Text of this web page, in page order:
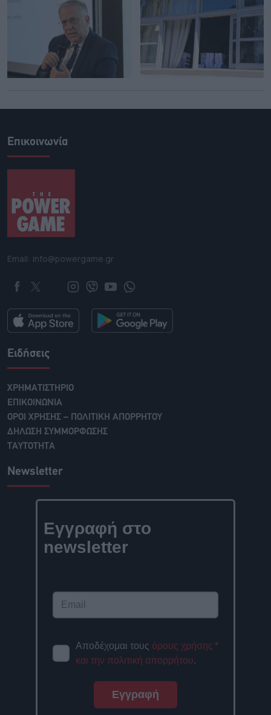
Επικοινωνία
Email: info@powergame.gr
Ειδήσεις
ΧΡΗΜΑΤΙΣΤΗΡΙΟ
ΕΠΙΚΟΙΝΩΝΙΑ
ΟΡΟΙ ΧΡΗΣΗΣ – ΠΟΛΙΤΙΚΗ ΑΠΟΡΡΗΤΟΥ
ΔΗΛΩΣΗ ΣΥΜΜΟΡΦΩΣΗΣ
ΤΑΥΤΟΤΗΤΑ
Newsletter
Εγγραφή στο
newsletter
Αποδέχομαι τους όρους χρήσης
και την πολιτική απορρήτου.
*
Εγγραφή